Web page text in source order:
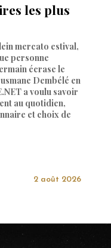
les plus
mercato estival,
personne
écrase le
Dembélé en
a voulu savoir
au quotidien,
et choix de
2 août 2026